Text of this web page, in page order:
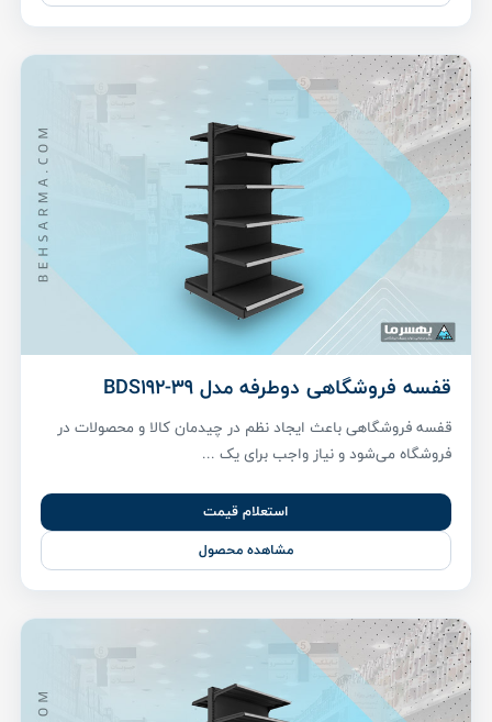
قفسه فروشگاهی دوطرفه مدل BDS192-39
قفسه فروشگاهی باعث ایجاد نظم در چیدمان کالا و محصولات در
فروشگاه می‌شود و نیاز واجب برای یک ...
استعلام قیمت
مشاهده محصول